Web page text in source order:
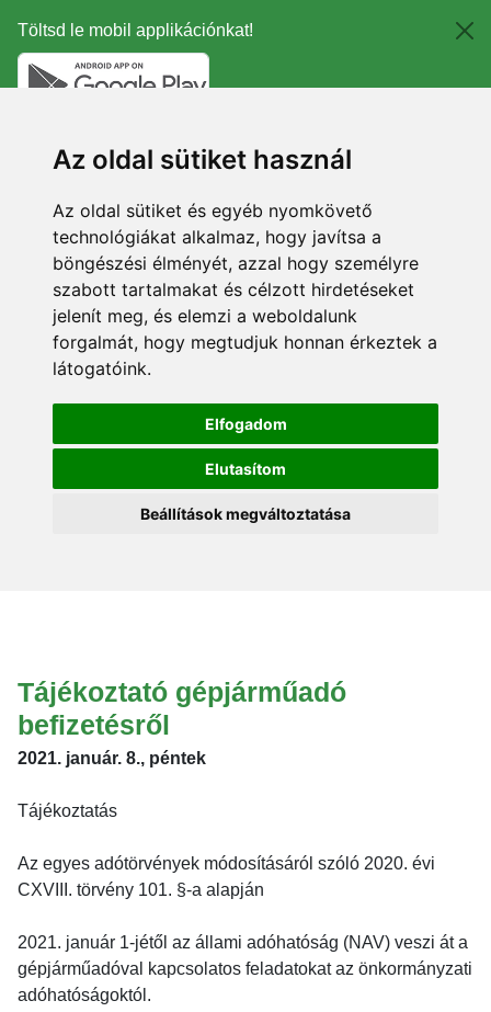
Töltsd le mobil applikációnkat!
Az oldal sütiket használ
Az oldal sütiket és egyéb nyomkövető
technológiákat alkalmaz, hogy javítsa a
böngészési élményét, azzal hogy személyre
szabott tartalmakat és célzott hirdetéseket
jelenít meg, és elemzi a weboldalunk
forgalmát, hogy megtudjuk honnan érkeztek a
látogatóink.
Elfogadom
Elutasítom
Beállítások megváltoztatása
Tájékoztató gépjárműadó
befizetésről
2021. január. 8., péntek
Tájékoztatás
Az egyes adótörvények módosításáról szóló 2020. évi
CXVIII. törvény 101. §-a alapján
2021. január 1-jétől az állami adóhatóság (NAV) veszi át a
gépjárműadóval kapcsolatos feladatokat az önkormányzati
adóhatóságoktól.